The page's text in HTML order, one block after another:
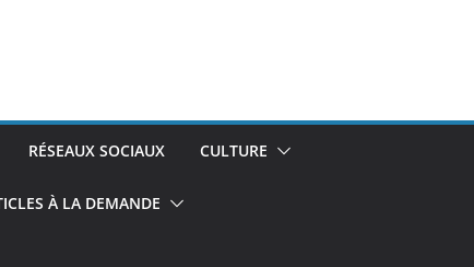
RÉSEAUX SOCIAUX CULTURE
À LA DEMANDE